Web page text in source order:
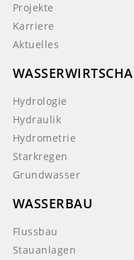
Projekte
Karriere
Aktuelles
Hydrologie
Hydraulik
Hydrometrie
Starkregen
Grundwasser
WASSERBAU
Flussbau
Stauanlagen